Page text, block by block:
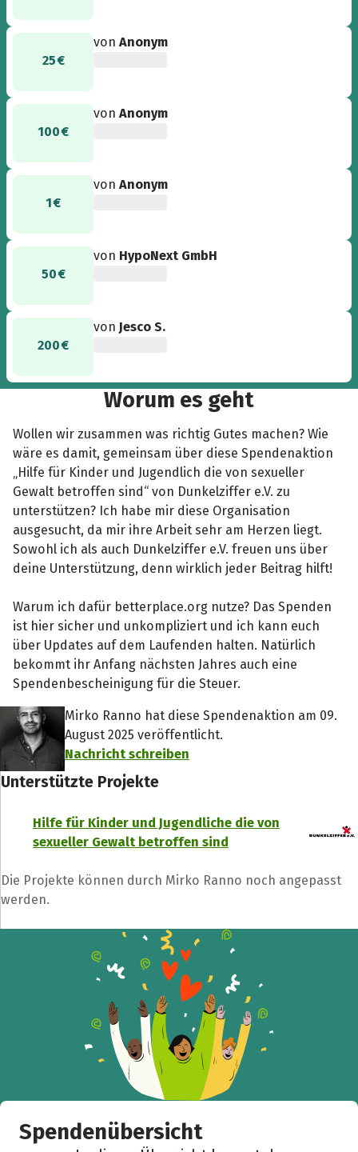
25 €
vonAnonym
100 €
vonAnonym
1 €
vonAnonym
50 €
von HypoNext GmbH
200 €
von Jesco S.
Worum es geht
Wollen wir zusammen was richtig Gutes machen? Wie
wäre es damit, gemeinsam über diese Spendenaktion
„Hilfe für Kinder und Jugendlich die von sexueller
Gewalt betroffen sind“ von Dunkelziffer e.V. zu
unterstützen? Ich habe mir diese Organisation
ausgesucht, da mir ihre Arbeit sehr am Herzen liegt.
Sowohl ich als auch Dunkelziffer e.V. freuen uns über
deine Unterstützung, denn wirklich jeder Beitrag hilft!
Warum ich dafür betterplace.org nutze? Das Spenden
ist hier sicher und unkompliziert und ich kann euch
über Updates auf dem Laufenden halten. Natürlich
bekommt ihr Anfang nächsten Jahres auch eine
Spendenbescheinigung für die Steuer.
Mirko Ranno hat diese Spendenaktion am 09.
August 2025 veröffentlicht.
Nachricht schreiben
Unterstützte Projekte
Hilfe für Kinder und Jugendliche die von
sexueller Gewalt betroffen sind
Die Projekte können durch Mirko Ranno noch angepasst
werden.
Spendenübersicht